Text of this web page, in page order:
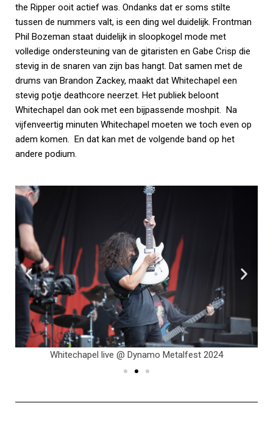
the Ripper ooit actief was. Ondanks dat er soms stilte
tussen de nummers valt, is een ding wel duidelijk. Frontman
Phil Bozeman staat duidelijk in sloopkogel mode met
volledige ondersteuning van de gitaristen en Gabe Crisp die
stevig in de snaren van zijn bas hangt. Dat samen met de
drums van Brandon Zackey, maakt dat Whitechapel een
stevig potje deathcore neerzet. Het publiek beloont
Whitechapel dan ook met een bijpassende moshpit. Na
vijfenveertig minuten Whitechapel moeten we toch even op
adem komen. En dat kan met de volgende band op het
andere podium.
Whitechapel live @ Dynamo Metalfest 2024